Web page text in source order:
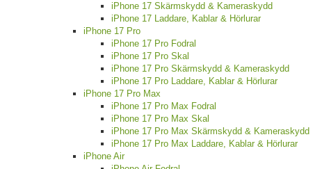
iPhone 17 Skärmskydd & Kameraskydd
iPhone 17 Laddare, Kablar & Hörlurar
iPhone 17 Pro
iPhone 17 Pro Fodral
iPhone 17 Pro Skal
iPhone 17 Pro Skärmskydd & Kameraskydd
iPhone 17 Pro Laddare, Kablar & Hörlurar
iPhone 17 Pro Max
iPhone 17 Pro Max Fodral
iPhone 17 Pro Max Skal
iPhone 17 Pro Max Skärmskydd & Kameraskydd
iPhone 17 Pro Max Laddare, Kablar & Hörlurar
iPhone Air